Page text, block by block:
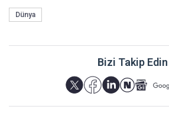
Dünya
Bizi Takip Edin